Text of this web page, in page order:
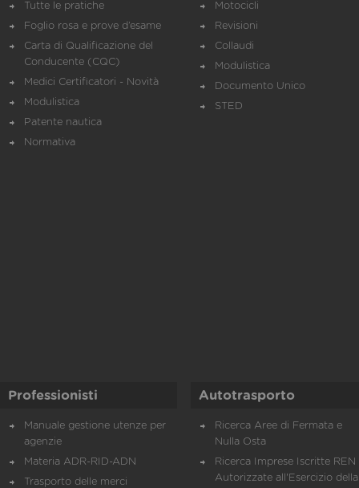
Tutte le pratiche
Foglio rosa e prove d’esame
Carta di Qualificazione del
Conducente (CQC)
Medici Certificatori - Novità
Modulistica
Patente nautica
Normativa
Motocicli
Revisioni
Collaudi
Modulistica
Documento Unico
STED
Professionisti
Manuale gestione utenze per
agenzie
Materia ADR-RID-ADN
Trasporto delle merci
Autotrasporto
Ricerca Aree di Fermata e
Nulla Osta
Ricerca Imprese Iscritte REN
Autorizzate all'Esercizio della